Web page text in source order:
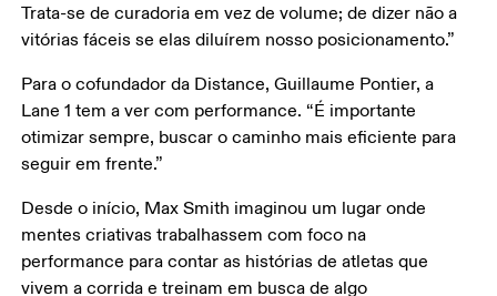
Trata-se de curadoria em vez de volume; de dizer não a
vitórias fáceis se elas diluírem nosso posicionamento.”
Para o cofundador da Distance, Guillaume Pontier, a
Lane 1 tem a ver com performance. “É importante
otimizar sempre, buscar o caminho mais eficiente para
seguir em frente.”
Desde o início, Max Smith imaginou um lugar onde
mentes criativas trabalhassem com foco na
performance para contar as histórias de atletas que
vivem a corrida e treinam em busca de algo